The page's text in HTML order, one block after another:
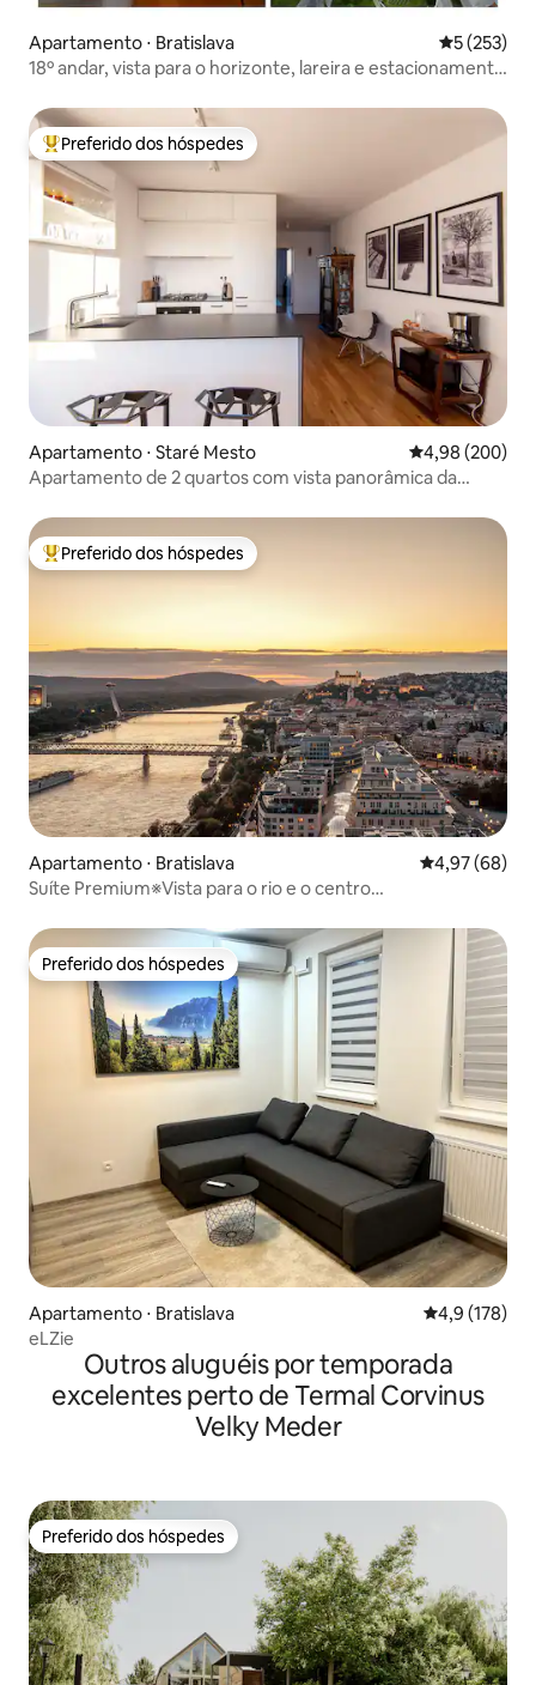
Apartamento ⋅ Bratislava 5 de uma
5 (253)
18º andar, vista para o horizonte, lareira e estacionamento
Entre os melhores preferidos dos hóspedes
Preferido dos hóspedes
Apartamento ⋅ Staré Mesto 4,98 de uma
4,98 (200)
Apartamento de 2 quartos com vista panorâmica da
Entre os melhores preferidos dos hóspedes
Preferido dos hóspedes
Apartamento ⋅ Bratislava 4,97 de uma
4,97 (68)
Suíte Premium※Vista para o rio e o centro
Preferido dos hóspedes
Preferido dos hóspedes
Apartamento ⋅ Bratislava 4,9 de uma
4,9 (178)
eLZie
Outros aluguéis por temporada
excelentes perto de Termal Corvinus
Velky Meder
Preferido dos hóspedes
Preferido dos hóspedes